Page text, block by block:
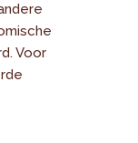
Voor